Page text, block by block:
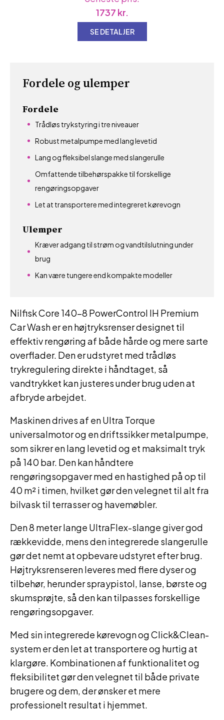
Nilfisk Core 140-8 PowerControl IH Premium
Car Wash er en højtryksrenser designet til
effektiv rengøring af både hårde og mere sarte
overflader. Den er udstyret med trådløs
trykregulering direkte i håndtaget, så
vandtrykket kan justeres under brug uden at
afbryde arbejdet.
Maskinen drives af en Ultra Torque
universalmotor og en driftssikker metalpumpe,
som sikrer en lang levetid og et maksimalt tryk
på 140 bar. Den kan håndtere
rengøringsopgaver med en hastighed på op til
40 m² i timen, hvilket gør den velegnet til alt fra
bilvask til terrasser og havemøbler.
Den 8 meter lange UltraFlex-slange giver god
rækkevidde, mens den integrerede slangerulle
gør det nemt at opbevare udstyret efter brug.
Højtryksrenseren leveres med flere dyser og
tilbehør, herunder spraypistol, lanse, børste og
skumsprøjte, så den kan tilpasses forskellige
rengøringsopgaver.
Med sin integrerede kørevogn og Click&Clean-
system er den let at transportere og hurtig at
klargøre. Kombinationen af funktionalitet og
fleksibilitet gør den velegnet til både private
brugere og dem, der ønsker et mere
professionelt resultat i hjemmet.
Fordele og ulemper
Fordele
Trådløs trykstyring i tre niveauer
Robust metalpumpe med lang levetid
Lang og fleksibel slange med slangerulle
Omfattende tilbehørspakke til forskellige
rengøringsopgaver
Let at transportere med integreret kørevogn
Ulemper
Kræver adgang til strøm og vandtilslutning under
brug
Kan være tungere end kompakte modeller
1737 kr.
SE DETALJER